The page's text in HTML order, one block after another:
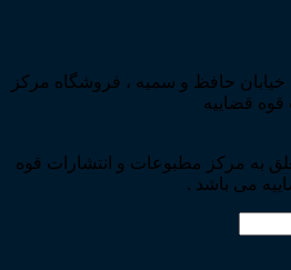
خیابان حافظ و سمیه ، فروشگاه مرکز
قضاییه
به مرکز مطبوعات و انتشارات قوه
می باشد .